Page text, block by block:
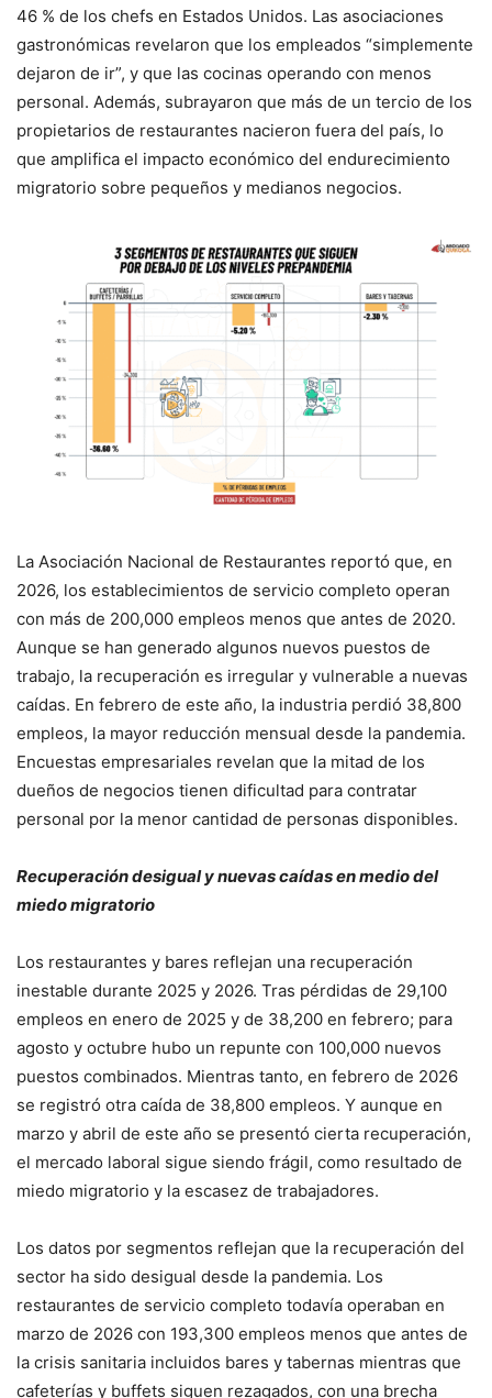
46 % de los chefs en Estados Unidos. Las asociaciones
gastronómicas revelaron que los empleados “simplemente
dejaron de ir”, y que las cocinas operando con menos
personal. Además, subrayaron que más de un tercio de los
propietarios de restaurantes nacieron fuera del país, lo
que amplifica el impacto económico del endurecimiento
migratorio sobre pequeños y medianos negocios.
La Asociación Nacional de Restaurantes reportó que, en
2026, los establecimientos de servicio completo operan
con más de 200,000 empleos menos que antes de 2020.
Aunque se han generado algunos nuevos puestos de
trabajo, la recuperación es irregular y vulnerable a nuevas
caídas. En febrero de este año, la industria perdió 38,800
empleos, la mayor reducción mensual desde la pandemia.
Encuestas empresariales revelan que la mitad de los
dueños de negocios tienen dificultad para contratar
personal por la menor cantidad de personas disponibles.
Recuperación desigual y nuevas caídas en medio del
miedo migratorio
Los restaurantes y bares reflejan una recuperación
inestable durante 2025 y 2026. Tras pérdidas de 29,100
empleos en enero de 2025 y de 38,200 en febrero; para
agosto y octubre hubo un repunte con 100,000 nuevos
puestos combinados. Mientras tanto, en febrero de 2026
se registró otra caída de 38,800 empleos. Y aunque en
marzo y abril de este año se presentó cierta recuperación,
el mercado laboral sigue siendo frágil, como resultado de
miedo migratorio y la escasez de trabajadores.
Los datos por segmentos reflejan que la recuperación del
sector ha sido desigual desde la pandemia. Los
restaurantes de servicio completo todavía operaban en
marzo de 2026 con 193,300 empleos menos que antes de
la crisis sanitaria incluidos bares y tabernas mientras que
cafeterías y buffets siguen rezagados, con una brecha